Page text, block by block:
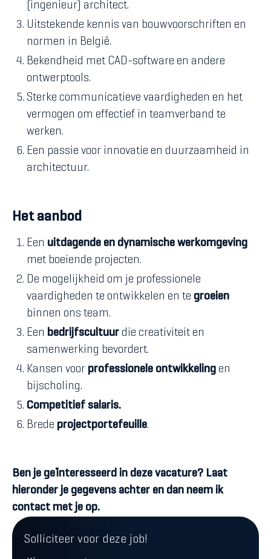
(ingenieur) architect.
Uitstekende kennis van bouwvoorschriften en
normen in België.
Bekendheid met CAD-software en andere
ontwerptools.
Sterke communicatieve vaardigheden en het
vermogen om effectief in teamverband te
werken.
Een passie voor innovatie en duurzaamheid in
architectuur.
Het aanbod
Een uitdagende en dynamische werkomgeving
met boeiende projecten.
De mogelijkheid om je professionele
vaardigheden te ontwikkelen en te groeien
binnen ons team.
Een bedrijfscultuur die creativiteit en
samenwerking bevordert.
Kansen voor professionele ontwikkeling en
bijscholing.
Competitief salaris.
Brede projectportefeuille.
Ben je geïnteresseerd in deze vacature? Laat
hieronder je gegevens achter en dan neem ik
contact met je op.
Solliciteer voor deze job!